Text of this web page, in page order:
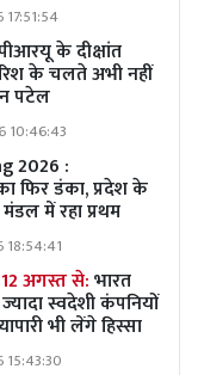
के दीक्षांत
के चलते अभी नहीं
पटेल
10:46:43
2026 :
फिर डंका, प्रदेश के
में रहा प्रथम
18:54:41
12 अगस्त से:भारत
स्वदेशी कंपनियों
भी लेंगे हिस्सा
15:43:30